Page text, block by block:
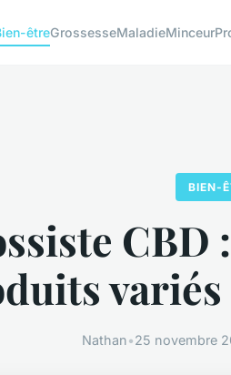
êtreGrossesseMaladieMinceur
BIEN-
CBD
Nathan•25 novembre